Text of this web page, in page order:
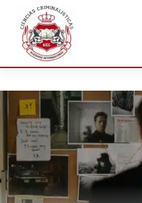
Saltar
contenido